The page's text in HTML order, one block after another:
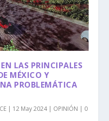
LAS PRINCIPALES
MÉXICO Y
PROBLEMÁTICA
| 12 May 2024| OPINIÓN | 0